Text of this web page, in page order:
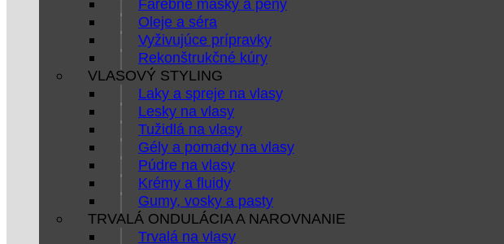
Farebné masky a peny
Oleje a séra
Vyživujúce prípravky
Rekonštrukčné kúry
VLASOVÝ STYLING
Laky a spreje na vlasy
Lesky na vlasy
Tužidlá na vlasy
Gély a pomady na vlasy
Púdre na vlasy
Krémy a fluidy
Gumy, vosky a pasty
TRVALÁ ONDULÁCIA A NAROVNANIE
Trvalá na vlasy